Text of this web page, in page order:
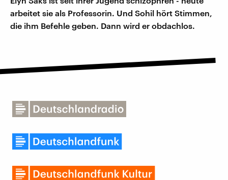
arbeitet sie als Professorin. Und Sohil hört Stimmen,
die ihm Befehle geben. Dann wird er obdachlos.